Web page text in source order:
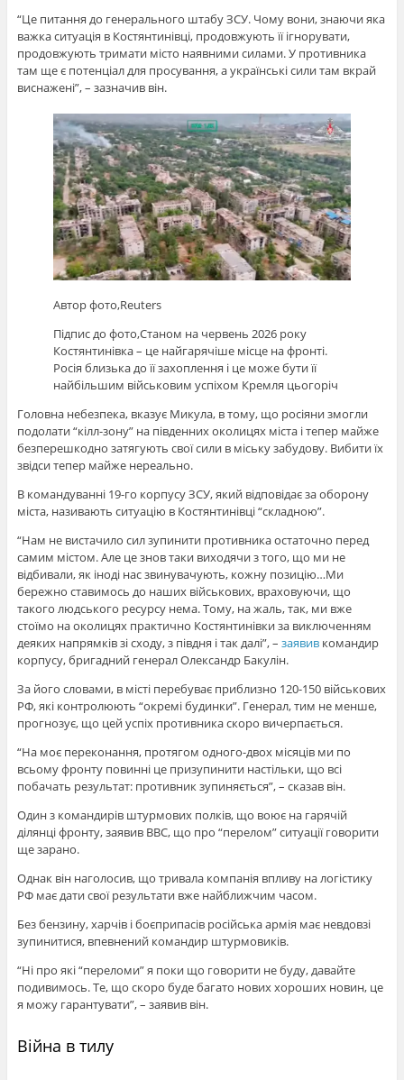
“Це питання до генерального штабу ЗСУ. Чому вони, знаючи яка
важка ситуація в Костянтинівці, продовжують її ігнорувати,
продовжують тримати місто наявними силами. У противника
там ще є потенціал для просування, а українські сили там вкрай
виснажені”, – зазначив він.
Автор фото,Reuters
Підпис до фото,Станом на червень 2026 року
Костянтинівка – це найгарячіше місце на фронті.
Росія близька до її захоплення і це може бути її
найбільшим військовим успіхом Кремля цьогоріч
Головна небезпека, вказує Микула, в тому, що росіяни змогли
подолати “кілл-зону” на південних околицях міста і тепер майже
безперешкодно затягують свої сили в міську забудову. Вибити їх
звідси тепер майже нереально.
В командуванні 19-го корпусу ЗСУ, який відповідає за оборону
міста, називають ситуацію в Костянтинівці “складною”.
“Нам не вистачило сил зупинити противника остаточно перед
самим містом. Але це знов таки виходячи з того, що ми не
відбивали, як іноді нас звинувачують, кожну позицію…Ми
бережно ставимось до наших військових, враховуючи, що
такого людського ресурсу нема. Тому, на жаль, так, ми вже
стоїмо на околицях практично Костянтинівки за виключенням
деяких напрямків зі сходу, з півдня і так далі”, – заявивкомандир
корпусу, бригадний генерал Олександр Бакулін.
За його словами, в місті перебуває приблизно 120-150 військових
РФ, які контролюють “окремі будинки”. Генерал, тим не менше,
прогнозує, що цей успіх противника скоро вичерпається.
“На моє переконання, протягом одного-двох місяців ми по
всьому фронту повинні це призупинити настільки, що всі
побачать результат: противник зупиняється”, – сказав він.
Один з командирів штурмових полків, що воює на гарячій
ділянці фронту, заявив ВВС, що про “перелом” ситуації говорити
ще зарано.
Однак він наголосив, що тривала компанія впливу на логістику
РФ має дати свої результати вже найближчим часом.
Без бензину, харчів і боєприпасів російська армія має невдовзі
зупинитися, впевнений командир штурмовиків.
“Ні про які “переломи” я поки що говорити не буду, давайте
подивимось. Те, що скоро буде багато нових хороших новин, це
я можу гарантувати”, – заявив він.
Війна в тилу